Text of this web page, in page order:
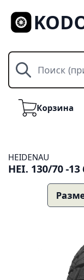
Поиск
КорзинаКорзина
HEIDENAU
HEI. 130/70 -13